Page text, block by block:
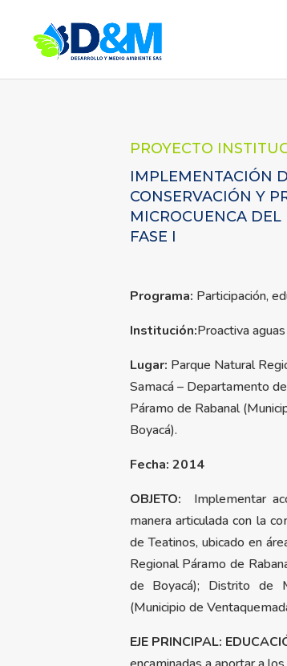
PROYECTO
IMPLEMENTACIÓN
CONSERVACIÓN Y
MICROCUENCA DEL
FASE I
Programa: Participación,
Institución:Proactiva
Lugar: Parque Natural
Samacá – Departamento
Páramo de Rabanal
Boyacá).
Fecha: 2014
OBJETO:
Implementar
manera articulada con la
de Teatinos, ubicado en
Regional Páramo de
de Boyacá); Distrito de
(Municipio de
EJE PRINCIPAL: